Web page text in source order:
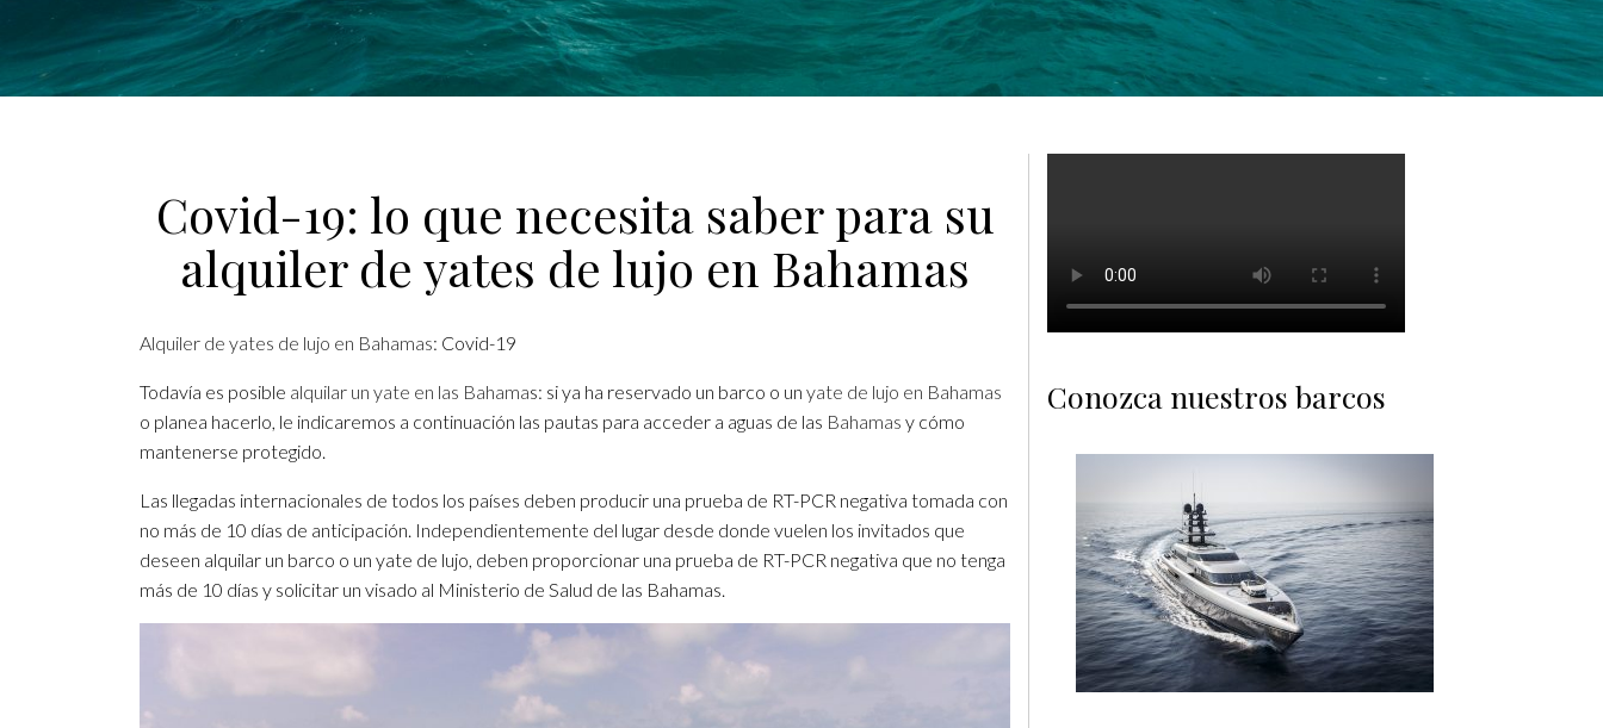
Covid-19: lo que necesita saber para su
alquiler de yates de lujo en Bahamas
Alquiler de yates de lujo en Bahamas: Covid-19
Todavía es posible alquilar un yate en las Bahamas: si ya ha reservado un barco o un yate de lujo en Bahamas
o planea hacerlo, le indicaremos a continuación las pautas para acceder a aguas de las Bahamas y cómo
mantenerse protegido.
Las llegadas internacionales de todos los países deben producir una prueba de RT-PCR negativa tomada con
no más de 10 días de anticipación. Independientemente del lugar desde donde vuelen los invitados que
deseen alquilar un barco o un yate de lujo, deben proporcionar una prueba de RT-PCR negativa que no tenga
más de 10 días y solicitar un visado al Ministerio de Salud de las Bahamas.
Conozca nuestros barcos